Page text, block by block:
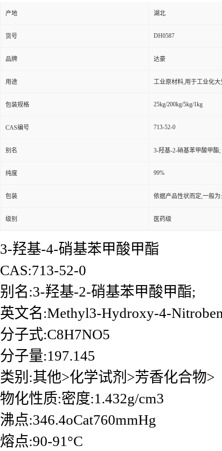
产地 湖北
货号 DH0587
品牌 达豪
用途 工业原材料,用于工业化大
包装规格 25kg/200kg/5kg/1kg
CAS编号 713-52-0
别名 3-羟基-2-硝基苯甲酸甲酯;
纯度 99%
包装 依据产品性状而定,一般
级别 医药级
3-羟基-4-硝基苯甲酸甲酯
CAS:713-52-0
别名:3-羟基-2-硝基苯甲酸甲酯;
英文名:Methyl3-Hydroxy-4-
分子式:C8H7NO5
分子量:197.145
类别:其他>化学试剂>芳香化合物>
物化性质:密度:1.432g/cm3
沸点:346.4oCat760mmHg
熔点:90-91°C